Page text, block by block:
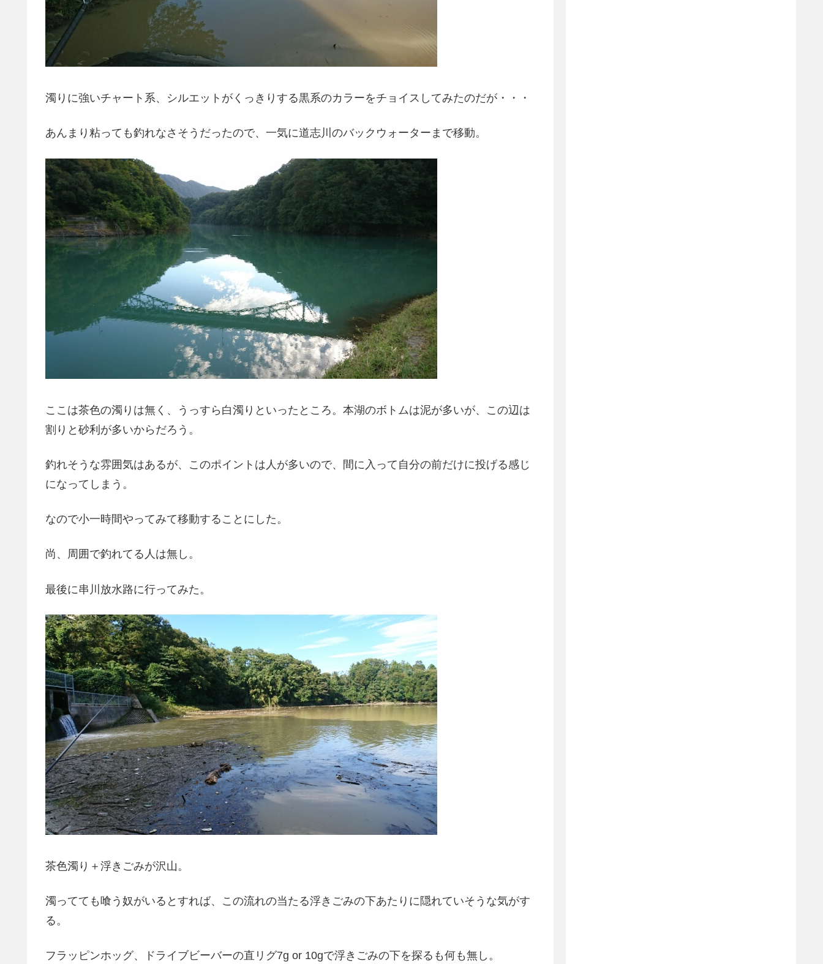
濁りに強いチャート系、シルエットがくっきりする黒系のカラーをチョイスしてみたのだが・・・
あんまり粘っても釣れなさそうだったので、一気に道志川のバックウォーターまで移動。
ここは茶色の濁りは無く、うっすら白濁りといったところ。本湖のボトムは泥が多いが、この辺は
割りと砂利が多いからだろう。
釣れそうな雰囲気はあるが、このポイントは人が多いので、間に入って自分の前だけに投げる感じ
になってしまう。
なので小一時間やってみて移動することにした。
尚、周囲で釣れてる人は無し。
最後に串川放水路に行ってみた。
茶色濁り＋浮きごみが沢山。
濁ってても喰う奴がいるとすれば、この流れの当たる浮きごみの下あたりに隠れていそうな気がす
る。
フラッピンホッグ、ドライブビーバーの直リグ7g or 10gで浮きごみの下を探るも何も無し。